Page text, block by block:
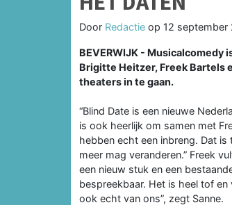
Door Redactie op 12
BEVERWIJK - Musicalcomedy
Brigitte Heitzer, Freek Bartels
theaters in te gaan.
“Blind Date is een nieuwe
is ook heerlijk om samen met
hebben echt een inbreng. Dat
meer mag veranderen.” Freek
een nieuw stuk en een
bespreekbaar. Het is heel tof
ook echt van ons”, zegt Sanne.